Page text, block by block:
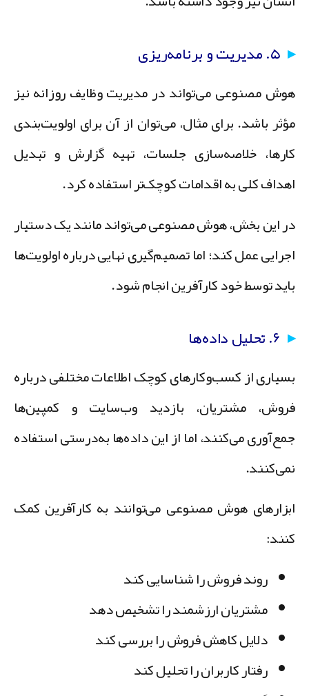
۵. مدیریت و برنامه‌ریزی
مصنوعی می‌تواند در مدیریت وظایف روزانه نیز
باشد. برای مثال، می‌توان از آن برای اولویت‌بندی
خلاصه‌سازی جلسات، تهیه گزارش و تبدیل
کلی به اقدامات کوچک‌تر استفاده کرد.
این بخش، هوش مصنوعی می‌تواند مانند یک دستیار
عمل کند؛ اما تصمیم‌گیری نهایی درباره اولویت‌ها
توسط خود کارآفرین انجام شود.
۶. تحلیل داده‌ها
از کسب‌وکارهای کوچک اطلاعات مختلفی درباره
مشتریان، بازدید وب‌سایت و کمپین‌ها
می‌کنند، اما از این داده‌ها به‌درستی استفاده
هوش مصنوعی می‌توانند به کارآفرین کمک
روند فروش را شناسایی کند
مشتریان ارزشمند را تشخیص دهد
دلایل کاهش فروش را بررسی کند
رفتار کاربران را تحلیل کند